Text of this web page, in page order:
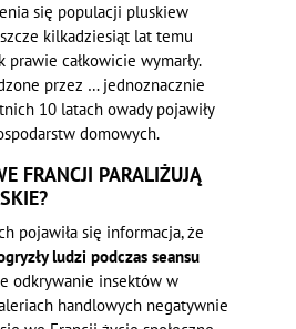
się populacji pluskiew
kilkadziesiąt lat temu
prawie całkowicie wymarły.
przez … jednoznacznie
10 latach owady pojawiły
domowych.
FRANCJI PARALIŻUJĄ
pojawiła się informacja, że
ludzi podczas seansu
odkrywanie insektów w
handlowych negatywnie